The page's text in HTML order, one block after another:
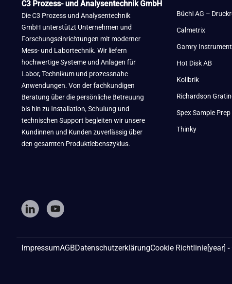
C3 Prozess- und Analysentechnik GmbH
Die C3 Prozess und Analysentechnik
GmbH unterstützt Unternehmen und
Forschungseinrichtungen mit moderner
Mess- und Labortechnik. Wir liefern
hochwertige Systeme und Anlagen für
Labor, Technikum und prozessnahe
Anwendungen. Von der fachkundigen
Beratung über die persönliche Betreuung
bis hin zu Installation, Schulung und
technischen Support begleiten wir unsere
Kundinnen und Kunden zuverlässig über
den gesamten Produktlebenszyklus.
Büchi AG –
Calmetrix
Gamry
Hot Disk AB
Kolibrik
Richardson
Spex Sample Prep
Thinky
ImpressumAGBDatenschutzerklärungCookie Richtlinie[year]